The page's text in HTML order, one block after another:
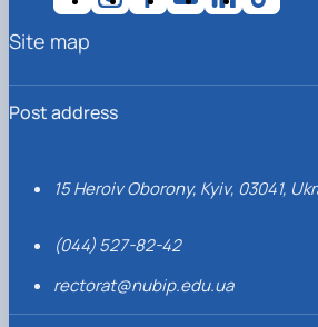
Post address
15 Heroiv Oborony, Kyiv, 03041,
(044) 527-82-42
rectorat@nubip.edu.ua
Site map